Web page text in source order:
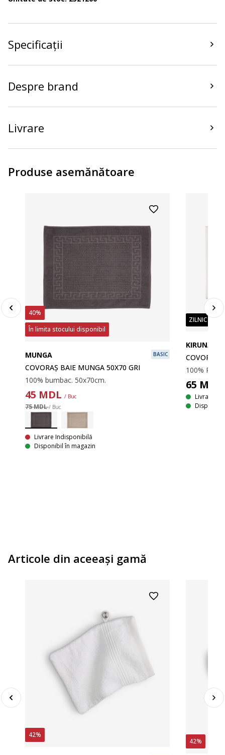
Specificații
Despre brand
Livrare
Produse asemănătoare
40%
În limita stocului disponibil
MUNGA BASIC
COVORAȘ BAIE MUNGA 50X70 GRI
100% bumbac. 50x70cm.
45 MDL / Buc
75 MDL/ Buc
Livrare Indisponibilă
Disponibil în magazin
ZILNIC PREȚ
KIRUNA
COVORAȘ
65 MDL
Livrare
Disponibil
Articole din aceeaşi gamă
42%
42%